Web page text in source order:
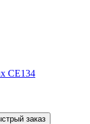
CE134
заказ